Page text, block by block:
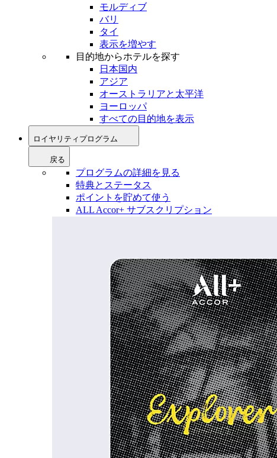
モルディブ
バリ
タイ
表示を増やす
目的地からホテルを探す
日本国内
アジア
オーストラリアと太平洋
ヨーロッパ
すべての目的地を表示
ロイヤリティプログラム
戻る
プログラムの詳細を見る
特典とステータス
ポイントを貯めて使う
ALL Accor+ サブスクリプション